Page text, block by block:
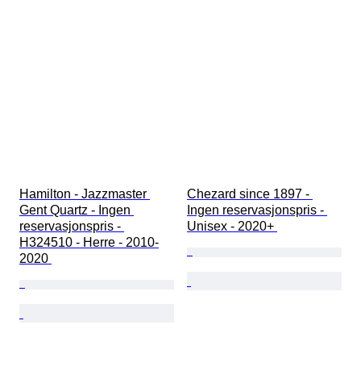
Hamilton - Jazzmaster
Gent Quartz - Ingen
reservasjonspris -
H324510 - Herre - 2010-
2020
Chezard since 1897 -
Ingen reservasjonspris -
Unisex - 2020+